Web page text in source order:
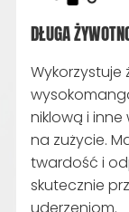
DŁUGA
niklową i
na zużycie.
twardość i
skutecznie
uderzeniom.